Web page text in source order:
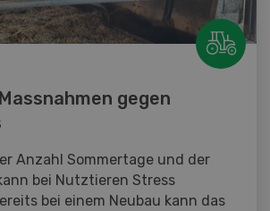
gegen
Anzahl Sommertage und der
bei Nutztieren Stress
bei einem Neubau kann das